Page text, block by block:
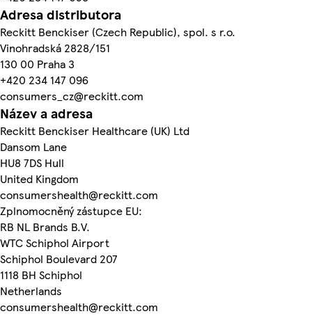
Adresa distributora
Reckitt Benckiser (Czech Republic), spol. s r.o.
Vinohradská 2828/151
130 00 Praha 3
+420 234 147 096
consumers_cz@reckitt.com
Název a adresa
Reckitt Benckiser Healthcare (UK) Ltd
Dansom Lane
HU8 7DS Hull
United Kingdom
consumershealth@reckitt.com
Zplnomocněný zástupce EU:
RB NL Brands B.V.
WTC Schiphol Airport
Schiphol Boulevard 207
1118 BH Schiphol
Netherlands
consumershealth@reckitt.com